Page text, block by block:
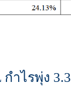
กำไรพุ่ง